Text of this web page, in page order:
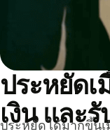
ประหยัด
เงิน และ
ประหยัดได้มากขึ้นเ